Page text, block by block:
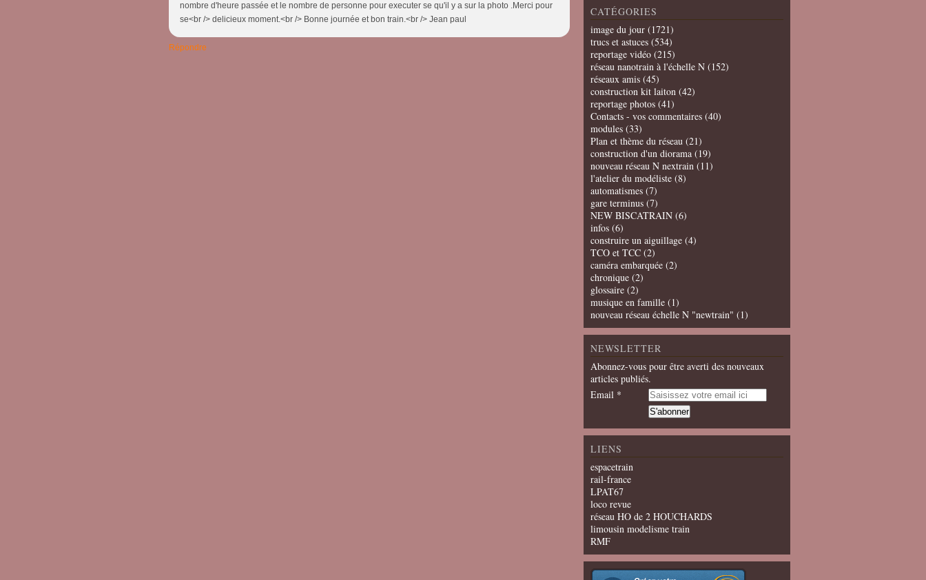
nombre d'heure passée et le nombre de personne pour executer se qu'il y a sur la photo .Merci pour
se<br /> delicieux moment.<br /> Bonne journée et bon train.<br /> Jean paul
Répondre
CATÉGORIES
image du jour (1721)
trucs et astuces (534)
reportage vidéo (215)
réseau nanotrain à l'échelle N (152)
réseaux amis (45)
construction kit laiton (42)
reportage photos (41)
Contacts - vos commentaires (40)
modules (33)
Plan et thème du réseau (21)
construction d'un diorama (19)
nouveau réseau N nextrain (11)
l'atelier du modéliste (8)
automatismes (7)
gare terminus (7)
NEW BISCATRAIN (6)
infos (6)
construire un aiguillage (4)
TCO et TCC (2)
caméra embarquée (2)
chronique (2)
glossaire (2)
musique en famille (1)
nouveau réseau échelle N "newtrain" (1)
NEWSLETTER
Abonnez-vous pour être averti des nouveaux
articles publiés.
Email
LIENS
espacetrain
rail-france
LPAT67
loco revue
réseau HO de 2 HOUCHARDS
limousin modelisme train
RMF